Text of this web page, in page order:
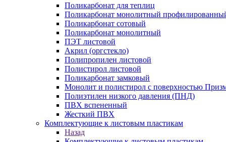
Поликарбонат для теплиц
Поликарбонат монолитный
Поликарбонат сотовый
Поликарбонат монолитный
ПЭТ листовой
Акрил (оргстекло)
Полипропилен листовой
Полистирол листовой
Поликарбонат замковый
Монолит и полистирол с поверхностью
Полиэтилен низкого давления (ПНД)
ПВХ вспененный
Жесткий ПВХ
Комплектующие к листовым пластикам
Назад